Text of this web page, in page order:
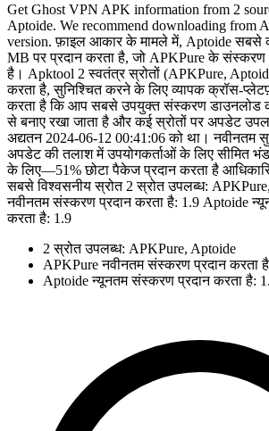
Get Ghost VPN APK information from 2
Aptoide. We recommend downloading from
version. फ़ाइल आकार के मामले में, Aptoide सबसे
MB पर प्रदान करता है, जो APKPure के संस्करण
है। Apktool 2 स्वतंत्र स्रोतों (APKPure,
करता है, सुनिश्चित करने के लिए व्यापक क्रॉस-
करता है कि आप सबसे उपयुक्त संस्करण डाउनलोड
से बनाए रखा जाता है और कई स्रोतों पर अपडेट
अद्यतन 2024-06-12 00:41:06 को था। नवीनतम
अपडेट की तलाश में उपयोगकर्ताओं के लिए सीमित
के लिए—51% छोटा पैकेज प्रदान करता है
सबसे विश्वसनीय स्रोत 2 स्रोत उपलब्ध:
नवीनतम संस्करण प्रदान करता है: 1.9 Aptoide
करता है: 1.9
2 स्रोत उपलब्ध: APKPure, Aptoide
APKPure नवीनतम संस्करण प्रदान करता
Aptoide न्यूनतम संस्करण प्रदान करता है: